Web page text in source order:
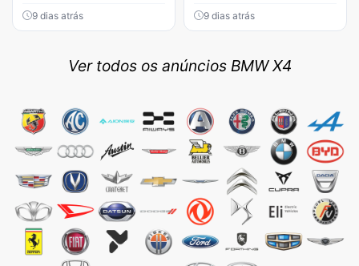
9 dias atrás 9 dias atrás
Ver todos os anúncios BMW X4